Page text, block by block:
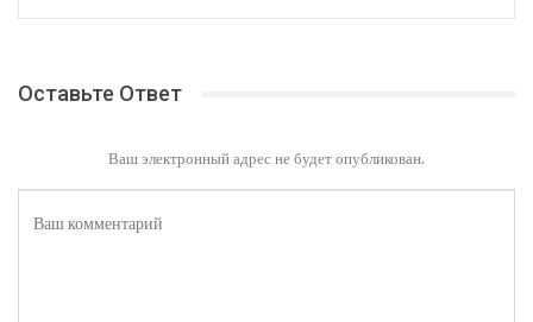
Оставьте Ответ
Ваш электронный адрес не будет опубликован.